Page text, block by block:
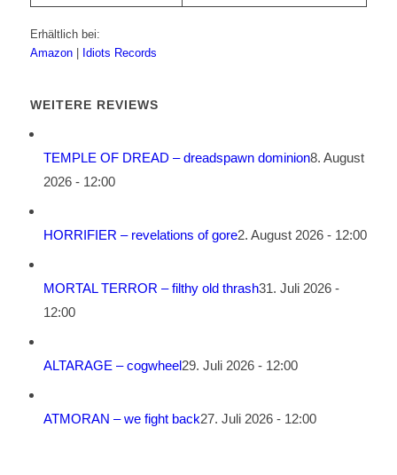
Erhältlich bei:
Amazon
Idiots Records
WEITERE REVIEWS
TEMPLE OF DREAD – dreadspawn dominion8. August
2026 - 12:00
HORRIFIER – revelations of gore2. August 2026 - 12:00
MORTAL TERROR – filthy old thrash31. Juli 2026 -
12:00
ALTARAGE – cogwheel29. Juli 2026 - 12:00
ATMORAN – we fight back27. Juli 2026 - 12:00